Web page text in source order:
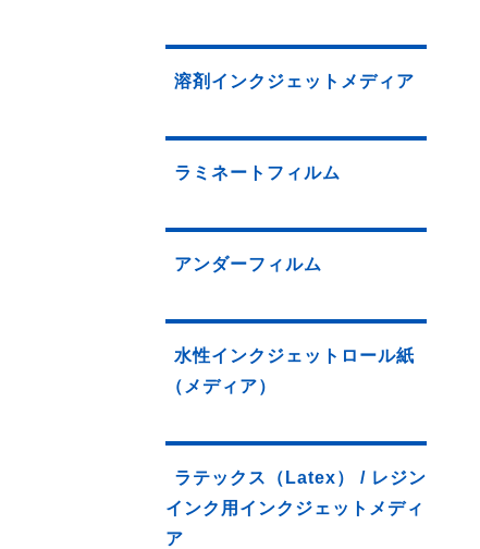
溶剤インクジェットメディア
ラミネートフィルム
アンダーフィルム
水性インクジェットロール紙
（メディア）
ラテックス（Latex） / レジン
インク用インクジェットメディ
ア